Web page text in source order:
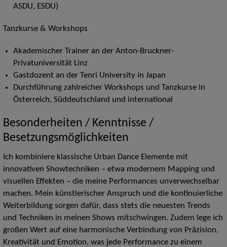
ASDU, ESDU)
Tanzkurse & Workshops
Akademischer Trainer an der Anton-Bruckner-
Privatuniversität Linz
Gastdozent an der Tenri University in Japan
Durchführung zahlreicher Workshops und Tanzkurse in
Österreich, Süddeutschland und international
Besonderheiten / Kenntnisse /
Besetzungsmöglichkeiten
Ich kombiniere klassische Urban Dance Elemente mit
innovativen Showtechniken – etwa modernem Mapping und
visuellen Effekten – die meine Performances unverwechselbar
machen. Mein künstlerischer Anspruch und die kontinuierliche
Weiterbildung sorgen dafür, dass stets die neuesten Trends
und Techniken in meinen Shows mitschwingen. Zudem lege ich
großen Wert auf eine harmonische Verbindung von Präzision,
Kreativität und Emotion, was jede Performance zu einem